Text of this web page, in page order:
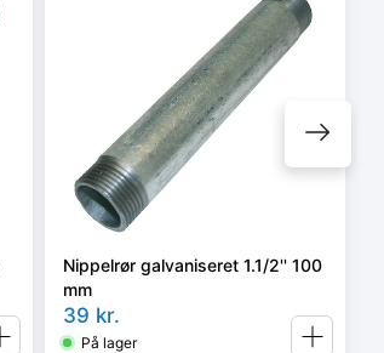
Nippelrør galvaniseret 1.1/2'' 100
mm
39 kr.
På lager